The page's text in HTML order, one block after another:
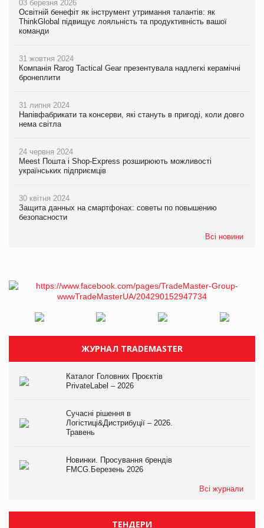
03 березня 2026
Освітній бенефіт як інструмент утримання талантів: як
ThinkGlobal підвищує лояльність та продуктивність вашої
команди
31 жовтня 2024
Компанія Rarog Tactical Gear презентувала надлегкі керамічні
бронеплити
31 липня 2024
Напівфабрикати та консерви, які стануть в пригоді, коли довго
нема світла
24 червня 2024
Meest Пошта і Shop-Express розширюють можливості
українських підприємців
30 квітня 2024
Защита данных на смартфонах: советы по повышению
безопасности
Всі новини
ЖУРНАЛ TRADEMASTER
Каталог Головних Проєктів
PrivateLabel – 2026
Сучасні рішення в
Логістиці&Дистрибуції – 2026.
Травень
Новинки. Просування брендів
FMCG.Березень 2026
Всі журнали
ТЕНДЕРИ